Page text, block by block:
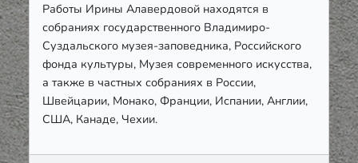
Работы Ирины Алавердовой находятся в
собраниях государственного Владимиро-
Суздальского музея-заповедника, Российского
фонда культуры, Музея современного искусства,
а также в частных собраниях в России,
Швейцарии, Монако, Франции, Испании, Англии,
США, Канаде, Чехии.